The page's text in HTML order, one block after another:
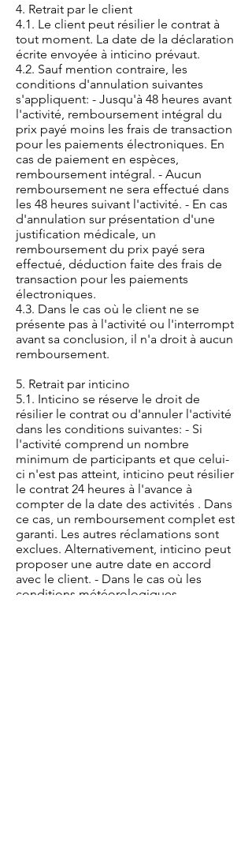
4. Retrait par le client
4.1. Le client peut résilier le contrat à
tout moment. La date de la déclaration
écrite envoyée à inticino prévaut.
4.2. Sauf mention contraire, les
conditions d'annulation suivantes
s'appliquent: - Jusqu'à 48 heures avant
l'activité, remboursement intégral du
prix payé moins les frais de transaction
pour les paiements électroniques. En
cas de paiement en espèces,
remboursement intégral. - Aucun
remboursement ne sera effectué dans
les 48 heures suivant l'activité. - En cas
d'annulation sur présentation d'une
justification médicale, un
remboursement du prix payé sera
effectué, déduction faite des frais de
transaction pour les paiements
électroniques.
4.3. Dans le cas où le client ne se
présente pas à l'activité ou l'interrompt
avant sa conclusion, il n'a droit à aucun
remboursement.
5. Retrait par inticino
5.1. Inticino se réserve le droit de
résilier le contrat ou d'annuler l'activité
dans les conditions suivantes: - Si
l'activité comprend un nombre
minimum de participants et que celui-
ci n'est pas atteint, inticino peut résilier
le contrat 24 heures à l'avance à
compter de la date des activités . Dans
ce cas, un remboursement complet est
garanti. Les autres réclamations sont
exclues. Alternativement, inticino peut
proposer une autre date en accord
avec le client. - Dans le cas où les
conditions météorologiques